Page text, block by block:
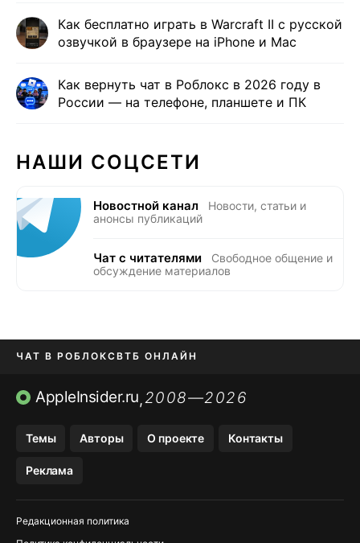
Как бесплатно играть в Warcraft II с русской
озвучкой в браузере на iPhone и Mac
Как вернуть чат в Роблокс в 2026 году в
России — на телефоне, планшете и ПК
НАШИ СОЦСЕТИ
Новостной канал
Новости, статьи и
анонсы публикаций
Чат с читателями
Свободное общение и
обсуждение материалов
ЧАТ В РОБЛОКСВТБ ОНЛАЙН
ПРИЛОЖЕНИЯ APP STORE
AppleInsider.ru,2008—2026
Темы Авторы О проекте Контакты
Реклама
Редакционная политика